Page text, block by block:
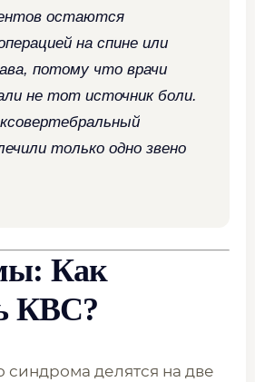
остаются
на спине или
потому что врачи
не тот источник боли.
только одно звено
Как
КВС?
синдрома делятся на две